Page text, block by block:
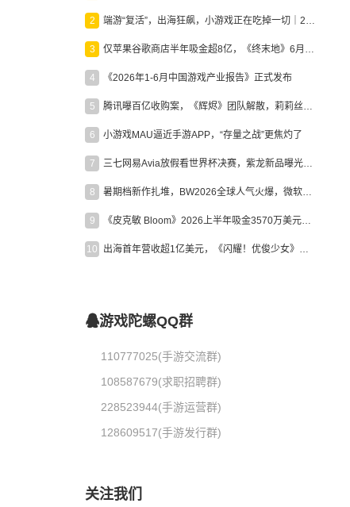
2 端游“复活”，出海狂飙，小游戏正在吃掉一切｜2026上半年产业报告
3 仅苹果谷歌商店半年吸金超8亿，《终末地》6月份收入显著回暖
4 《2026年1-6月中国游戏产业报告》正式发布
5 腾讯曝百亿收购案，《辉烬》团队解散，莉莉丝新作曝光｜陀螺周报
6 小游戏MAU逼近手游APP，“存量之战”更焦灼了
7 三七网易Avia放假看世界杯决赛，紫龙新品曝光，米哈游新作上线 | 陀螺周报
8 暑期档新作扎堆，BW2026全球人气火爆，微软XBOX大裁员|陀螺周报
9 《皮克敏 Bloom》2026上半年吸金3570万美元，中国台湾成最大市场
10 出海首年营收超1亿美元，《闪耀！优俊少女》美国市场占比达七成
游戏陀螺QQ群
110777025(手游交流群)
108587679(求职招聘群)
228523944(手游运营群)
128609517(手游发行群)
关注我们